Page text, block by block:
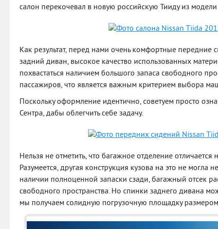
салон перекочевал в новую российскую Тииду из
Как результат, перед нами очень комфортные передние
задний диван, высокое качество использованных
похвастаться наличием большого запаса свободного
пассажиров, что является важным критерием выбора
Поскольку оформление идентично, советуем просто
Сентра, дабы облегчить себе задачу.
Нельзя не отметить, что багажное отделение отличается
Разумеется, другая конструкция кузова на это не могла
наличии полноценной запаски сзади, багажный отсек
свободного пространства. Но спинки заднего дивана
мы получаем солидную погрузочную площадку